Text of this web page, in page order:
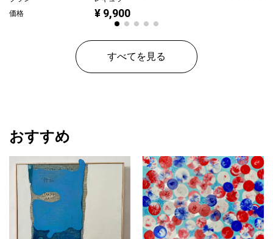
価格
¥ 9,900
すべてを見る
おすすめ